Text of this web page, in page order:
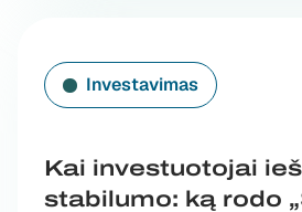
Investavimas
Kai investuotojai
stabilumo: ką rodo